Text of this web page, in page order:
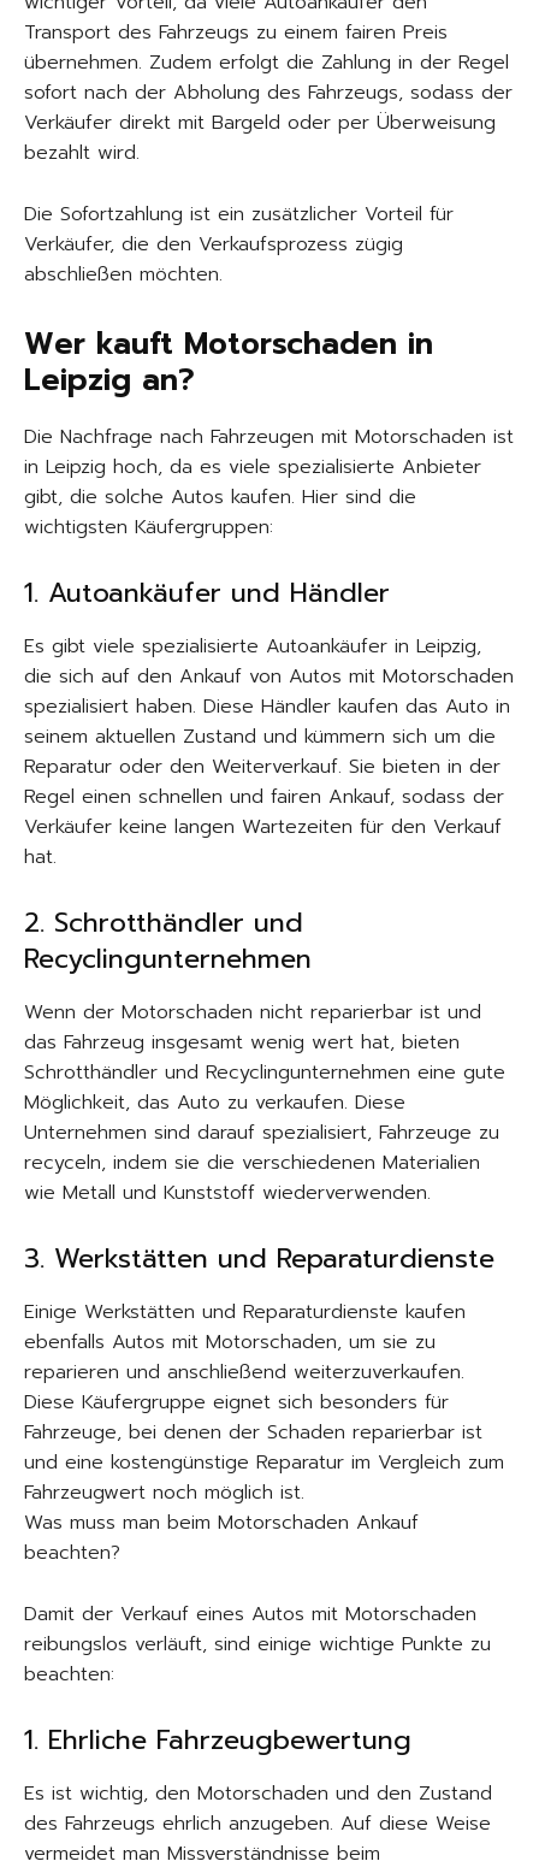
Transport des Fahrzeugs zu einem fairen Preis
übernehmen. Zudem erfolgt die Zahlung in der Regel
sofort nach der Abholung des Fahrzeugs, sodass der
Verkäufer direkt mit Bargeld oder per Überweisung
bezahlt wird.
Die Sofortzahlung ist ein zusätzlicher Vorteil für
Verkäufer, die den Verkaufsprozess zügig
abschließen möchten.
Wer kauft Motorschaden in
Leipzig an?
Die Nachfrage nach Fahrzeugen mit Motorschaden ist
in Leipzig hoch, da es viele spezialisierte Anbieter
gibt, die solche Autos kaufen. Hier sind die
wichtigsten Käufergruppen:
1. Autoankäufer und Händler
Es gibt viele spezialisierte Autoankäufer in Leipzig,
die sich auf den Ankauf von Autos mit Motorschaden
spezialisiert haben. Diese Händler kaufen das Auto in
seinem aktuellen Zustand und kümmern sich um die
Reparatur oder den Weiterverkauf. Sie bieten in der
Regel einen schnellen und fairen Ankauf, sodass der
Verkäufer keine langen Wartezeiten für den Verkauf
hat.
2. Schrotthändler und
Recyclingunternehmen
Wenn der Motorschaden nicht reparierbar ist und
das Fahrzeug insgesamt wenig wert hat, bieten
Schrotthändler und Recyclingunternehmen eine gute
Möglichkeit, das Auto zu verkaufen. Diese
Unternehmen sind darauf spezialisiert, Fahrzeuge zu
recyceln, indem sie die verschiedenen Materialien
wie Metall und Kunststoff wiederverwenden.
3. Werkstätten und Reparaturdienste
Einige Werkstätten und Reparaturdienste kaufen
ebenfalls Autos mit Motorschaden, um sie zu
reparieren und anschließend weiterzuverkaufen.
Diese Käufergruppe eignet sich besonders für
Fahrzeuge, bei denen der Schaden reparierbar ist
und eine kostengünstige Reparatur im Vergleich zum
Fahrzeugwert noch möglich ist.
Was muss man beim Motorschaden Ankauf
beachten?
Damit der Verkauf eines Autos mit Motorschaden
reibungslos verläuft, sind einige wichtige Punkte zu
beachten:
1. Ehrliche Fahrzeugbewertung
Es ist wichtig, den Motorschaden und den Zustand
des Fahrzeugs ehrlich anzugeben. Auf diese Weise
vermeidet man Missverständnisse beim